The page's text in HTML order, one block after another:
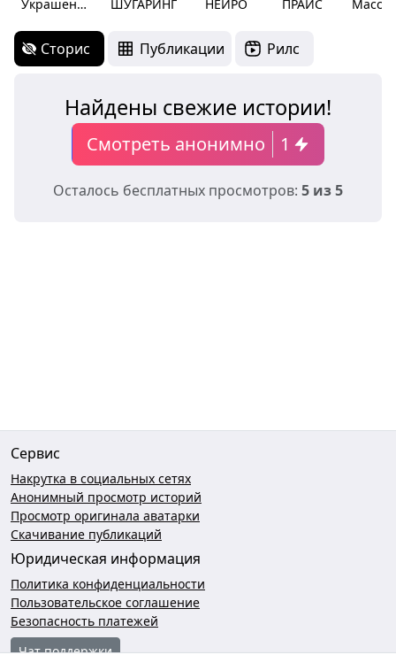
Украшения ШУГАРИНГ НЕЙРО ПРАЙС
Сторис Публикации Рилс
Найдены свежие истории!
Смотреть анонимно 1
Осталось бесплатных просмотров: 5 из 5
Сервис
Накрутка в социальных сетях
Анонимный просмотр историй
Просмотр оригинала аватарки
Скачивание публикаций
Юридическая информация
Политика конфиденциальности
Пользовательское соглашение
Безопасность платежей
Чат поддержки